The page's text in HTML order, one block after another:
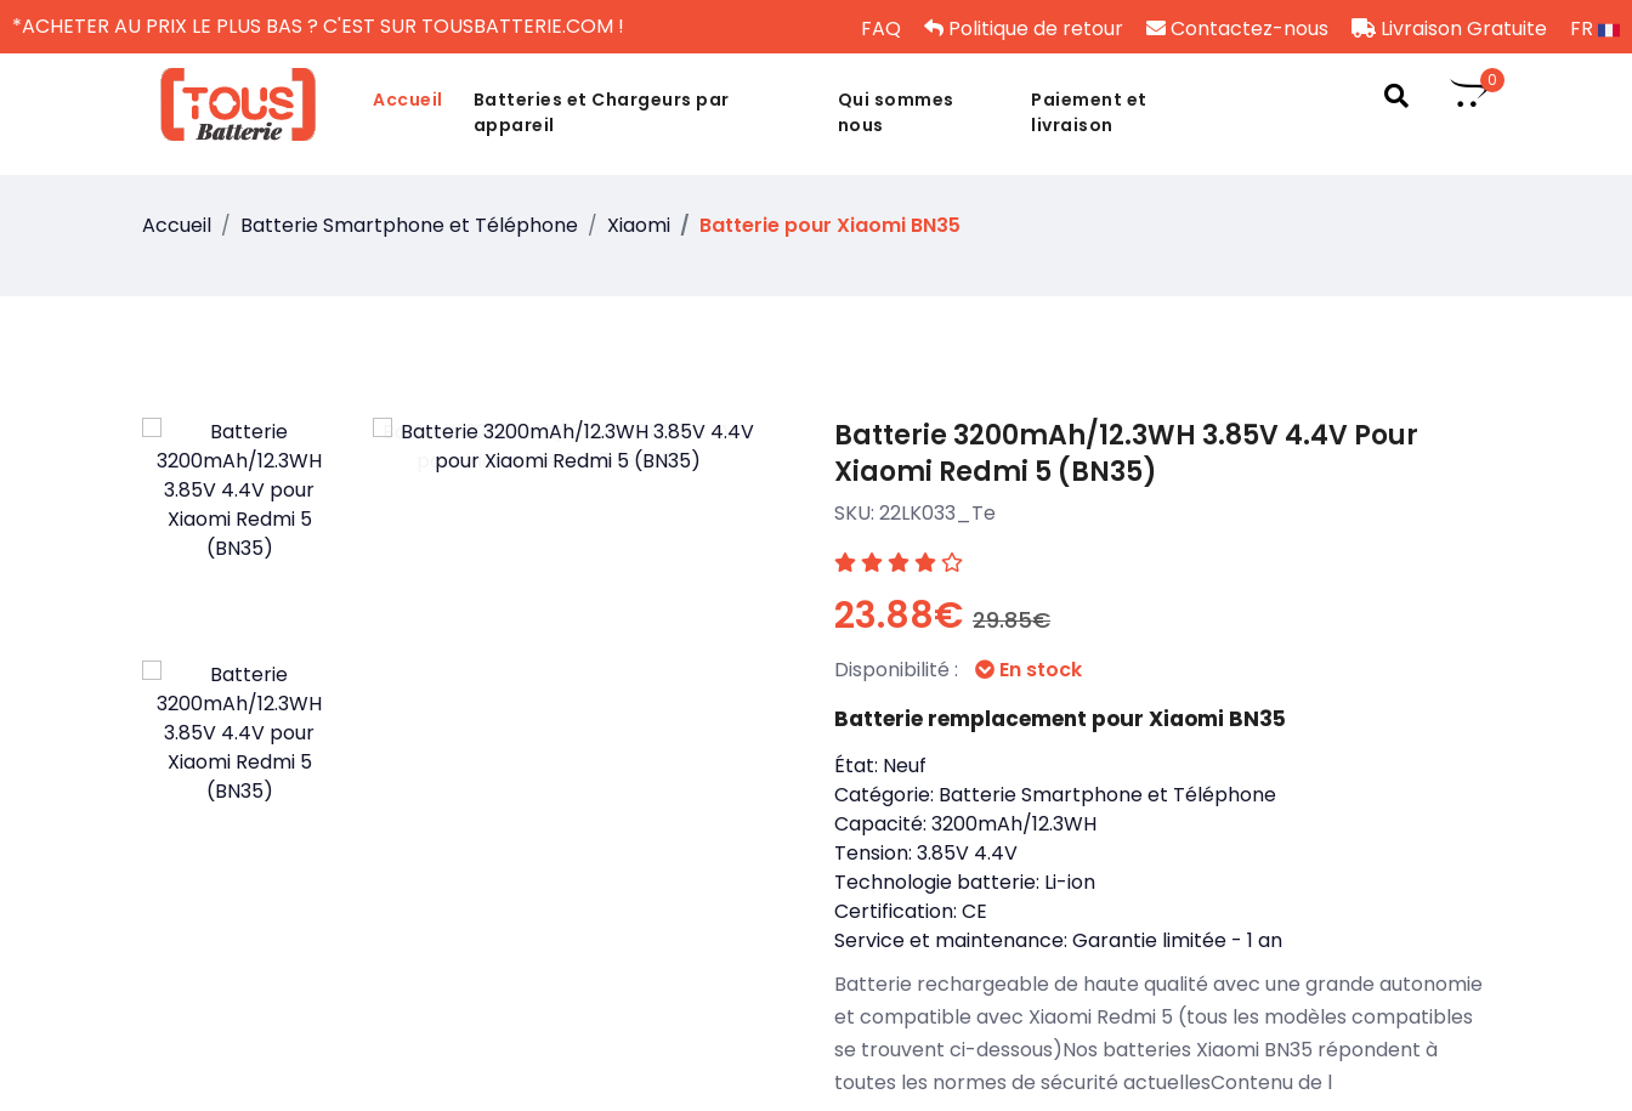
*ACHETER AU PRIX LE PLUS BAS ? C'EST SUR TOUSBATTERIE.COM ! FAQ Politique de retour Contactez-nous Livraison Gratuite FR
Accueil
Batteries et Chargeurs par
appareil
Qui sommes
nous
Paiement et
livraison
0
Accueil Batterie Smartphone et Téléphone Xiaomi Batterie pour Xiaomi BN35
Batterie 3200mAh/12.3WH 3.85V 4.4V Pour
Xiaomi Redmi 5 (BN35)
SKU: 22LK033_Te
23.88€ 29.85€
Disponibilité : En stock
Batterie remplacement pour Xiaomi BN35
État: Neuf
Catégorie: Batterie Smartphone et Téléphone
Capacité: 3200mAh/12.3WH
Tension: 3.85V 4.4V
Technologie batterie: Li-ion
Certification: CE
Service et maintenance: Garantie limitée - 1 an
Batterie rechargeable de haute qualité avec une grande autonomie
et compatible avec Xiaomi Redmi 5 (tous les modèles compatibles
se trouvent ci-dessous)Nos batteries Xiaomi BN35 répondent à
toutes les normes de sécurité actuellesContenu de l